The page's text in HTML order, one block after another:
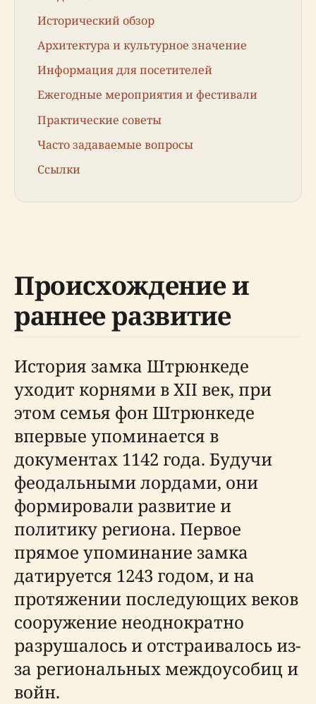
Исторический обзор
Архитектура и культурное значение
Информация для посетителей
Ежегодные мероприятия и фестивали
Практические советы
Часто задаваемые вопросы
Ссылки
Происхождение и
раннее развитие
История замка Штрюнкеде
уходит корнями в XII век, при
этом семья фон Штрюнкеде
впервые упоминается в
документах 1142 года. Будучи
феодальными лордами, они
формировали развитие и
политику региона. Первое
прямое упоминание замка
датируется 1243 годом, и на
протяжении последующих веков
сооружение неоднократно
разрушалось и отстраивалось из-
за региональных междоусобиц и
войн.